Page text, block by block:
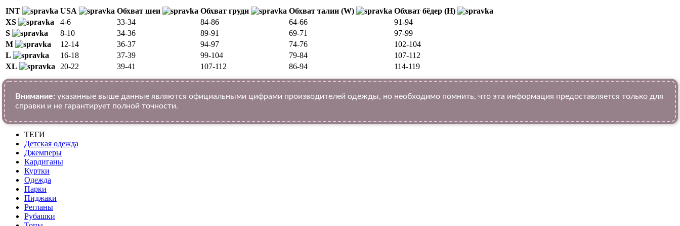
INT USA Обхват шеи Обхват груди Обхват талии (W)
Обхват бёдер (H)
XS
4-6 33-34 84-86 64-66
91-94
S
8-10 34-36 89-91 69-71
97-99
M
12-14 36-37 94-97 74-76
102-104
L
16-18 37-39 99-104 79-84
107-112
XL
20-22 39-41 107-112 86-94 114-119
Внимание: указанные выше данные являются официальными цифрами производителей одежды, но необходимо помнить, что эта информация предоставляется только для
справки и не гарантирует полной точности.
ТЕГИ
Детская одежда
Джемперы
Кардиганы
Куртки
Одежда
Парки
Пиджаки
Регланы
Рубашки